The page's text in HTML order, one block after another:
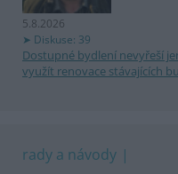
5.8.2026
Diskuse: 39
Dostupné bydlení nevyřeší
využít renovace stávajících
rady a návody